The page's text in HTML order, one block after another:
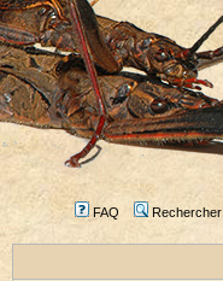
FAQ Rechercher